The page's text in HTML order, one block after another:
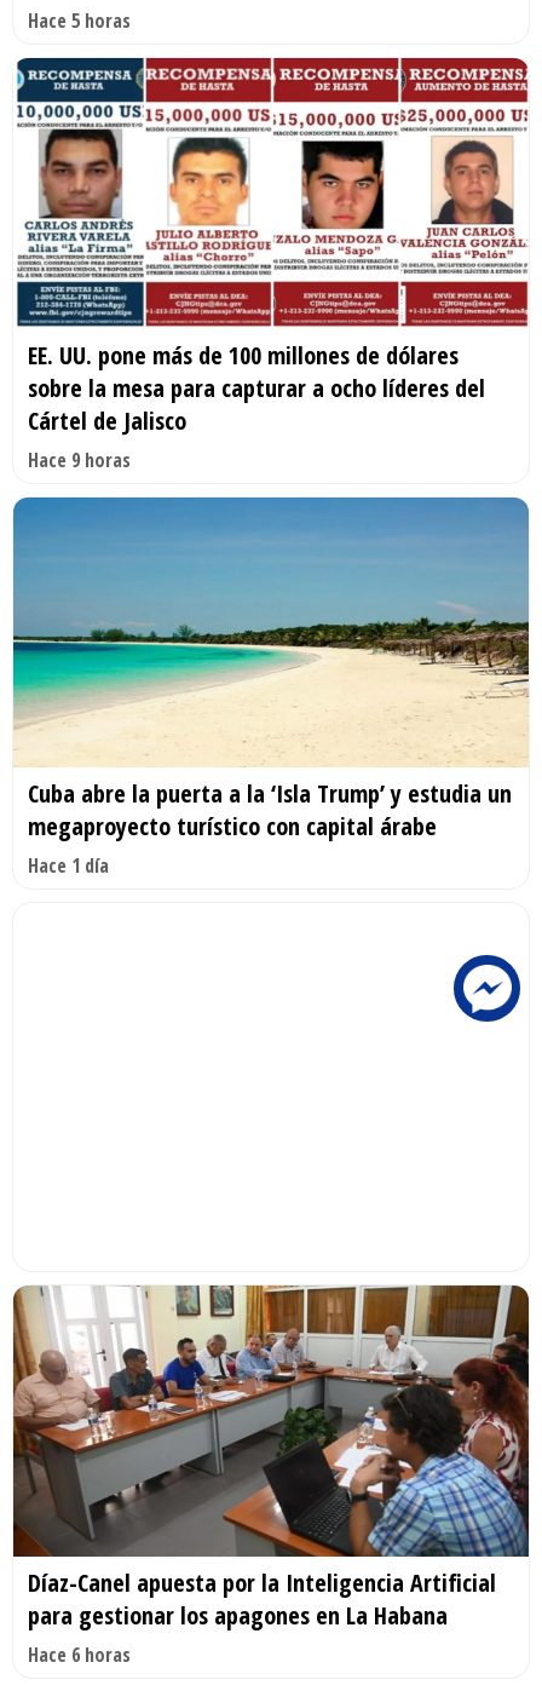
Hace 5 horas
EE. UU. pone más de 100 millones de dólares
sobre la mesa para capturar a ocho líderes del
Cártel de Jalisco
Hace 9 horas
Cuba abre la puerta a la ‘Isla Trump’ y estudia un
megaproyecto turístico con capital árabe
Hace 1 día
Díaz-Canel apuesta por la Inteligencia Artificial
para gestionar los apagones en La Habana
Hace 6 horas